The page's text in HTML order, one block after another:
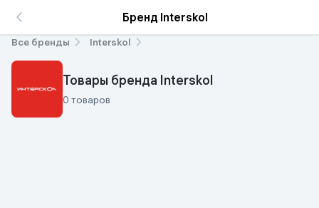
Бренд Interskol
Все бренды Interskol
Товары бренда Interskol
0 товаров